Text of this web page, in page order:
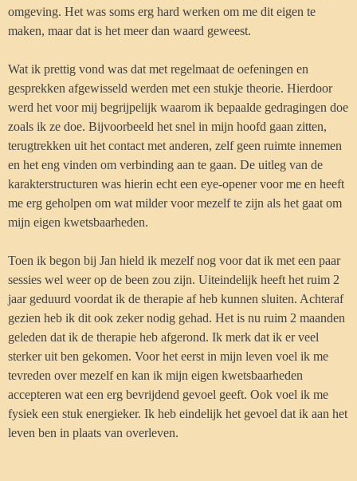
omgeving. Het was soms erg hard werken om me dit eigen te
maken, maar dat is het meer dan waard geweest.
Wat ik prettig vond was dat met regelmaat de oefeningen en
gesprekken afgewisseld werden met een stukje theorie. Hierdoor
werd het voor mij begrijpelijk waarom ik bepaalde gedragingen doe
zoals ik ze doe. Bijvoorbeeld het snel in mijn hoofd gaan zitten,
terugtrekken uit het contact met anderen, zelf geen ruimte innemen
en het eng vinden om verbinding aan te gaan. De uitleg van de
karakterstructuren was hierin echt een eye-opener voor me en heeft
me erg geholpen om wat milder voor mezelf te zijn als het gaat om
mijn eigen kwetsbaarheden.
Toen ik begon bij Jan hield ik mezelf nog voor dat ik met een paar
sessies wel weer op de been zou zijn. Uiteindelijk heeft het ruim 2
jaar geduurd voordat ik de therapie af heb kunnen sluiten. Achteraf
gezien heb ik dit ook zeker nodig gehad. Het is nu ruim 2 maanden
geleden dat ik de therapie heb afgerond. Ik merk dat ik er veel
sterker uit ben gekomen. Voor het eerst in mijn leven voel ik me
tevreden over mezelf en kan ik mijn eigen kwetsbaarheden
accepteren wat een erg bevrijdend gevoel geeft. Ook voel ik me
fysiek een stuk energieker. Ik heb eindelijk het gevoel dat ik aan het
leven ben in plaats van overleven.